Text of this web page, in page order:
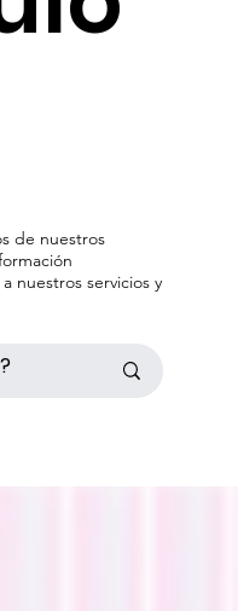
de nuestros
nuestros servicios y